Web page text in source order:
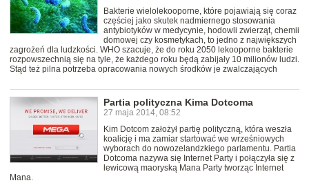
Bakterie wielolekooporne, które pojawiają się coraz
częściej jako skutek nadmiernego stosowania
antybiotyków w medycynie, hodowli zwierząt, chemii
domowej czy kosmetykach, to jedno z największych
zagrożeń dla ludzkości. WHO szacuje, że do roku 2050 lekooporne bakterie
rozpowszechnią się na tyle, że każdego roku będą zabijały 10 milionów ludzi.
Stąd też pilna potrzeba opracowania nowych środków je zwalczających
Partia polityczna Kima Dotcoma
27 maja 2014, 08:52
Kim Dotcom założył partię polityczną, która weszła
koalicję i ma zamiar startować we wrześniowych
wyborach do nowozelandzkiego parlamentu. Partia
Dotcoma nazywa się Internet Party i połączyła się z
lewicową maoryską Mana Party tworząc Internet
Mana.